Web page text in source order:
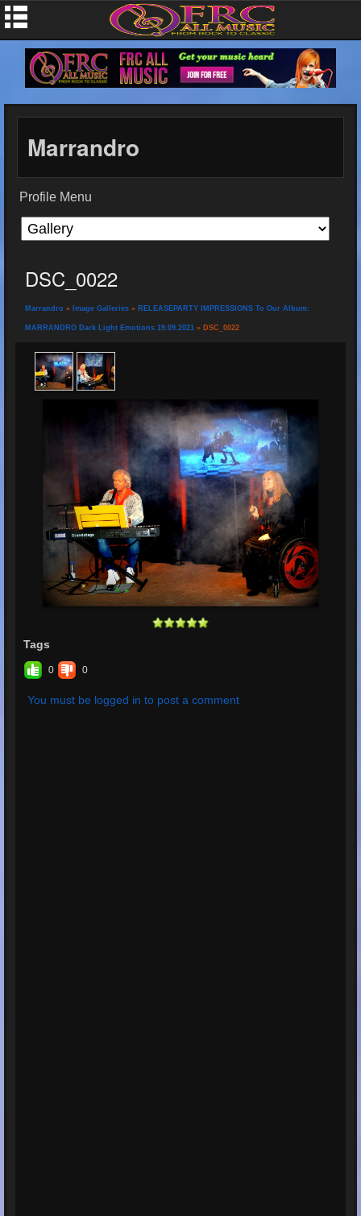
Marrandro
Profile Menu
DSC_0022
Marrandro » Image Galleries » RELEASEPARTY IMPRESSIONS To Our Album:
MARRANDRO Dark Light Emotions 19.09.2021 » DSC_0022
Tags
0 0
You must be logged in to post a comment